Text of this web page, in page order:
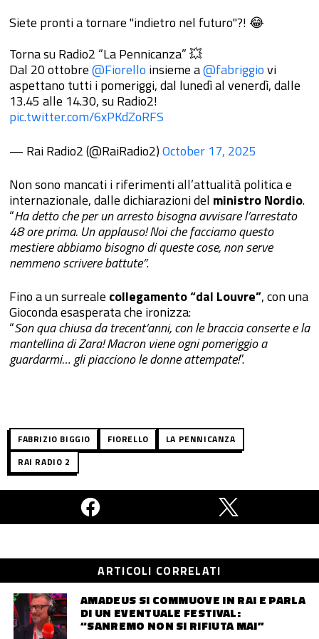
Siete pronti a tornare "indietro nel futuro"?! 😂
Torna su Radio2 “La Pennicanza” 💥
Dal 20 ottobre@Fiorello insieme a@fabriggiovi
aspettano tutti i pomeriggi, dal lunedì al venerdì, dalle
13.45 alle 14.30, su Radio2!
pic.twitter.com/6xPKdZoRFS
— Rai Radio2 (@RaiRadio2)October 17, 2025
Non sono mancati i riferimenti all’attualità politica e
internazionale, dalle dichiarazioni del ministro Nordio.
“Ha detto che per un arresto bisogna avvisare l’arrestato
48 ore prima. Un applauso! Noi che facciamo questo
mestiere abbiamo bisogno di queste cose, non serve
nemmeno scrivere battute”.
Fino a un surreale collegamento “dal Louvre”, con una
Gioconda esasperata che ironizza:
“Son qua chiusa da trecent’anni, con le braccia conserte e la
mantellina di Zara! Macron viene ogni pomeriggio a
guardarmi… gli piacciono le donne attempate!”.
FABRIZIO BIGGIO FIORELLO
LA PENNICANZA
RAI RADIO 2
ARTICOLI CORRELATI
AMADEUS SI COMMUOVE IN RAI E PARLA
DI UN EVENTUALE FESTIVAL:
“SANREMO NON SI RIFIUTA MAI”